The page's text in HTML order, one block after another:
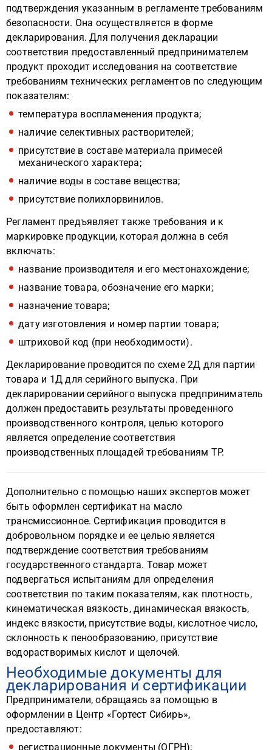
подтверждения указанным в регламенте требованиям
безопасности. Она осуществляется в форме
декларирования. Для получения декларации
соответствия предоставленный предпринимателем
продукт проходит исследования на соответствие
требованиям технических регламентов по следующим
показателям:
температура воспламенения продукта;
наличие селективных растворителей;
присутствие в составе материала примесей
механического характера;
наличие воды в составе вещества;
присутствие полихлорвинилов.
Регламент предъявляет также требования и к
маркировке продукции, которая должна в себя
включать:
название производителя и его местонахождение;
название товара, обозначение его марки;
назначение товара;
дату изготовления и номер партии товара;
штриховой код (при необходимости).
Декларирование проводится по схеме 2Д для партии
товара и 1Д для серийного выпуска. При
декларировании серийного выпуска предприниматель
должен предоставить результаты проведенного
производственного контроля, целью которого
является определение соответствия
производственных площадей требованиям ТР.
Дополнительно с помощью наших экспертов может
быть оформлен сертификат на масло
трансмиссионное. Сертификация проводится в
добровольном порядке и ее целью является
подтверждение соответствия требованиям
государственного стандарта. Товар может
подвергаться испытаниям для определения
соответствия по таким показателям, как плотность,
кинематическая вязкость, динамическая вязкость,
индекс вязкости, присутствие воды, кислотное число,
склонность к пенообразованию, присутствие
водорастворимых кислот и щелочей.
Необходимые документы для
декларирования и сертификации
Предприниматели, обращаясь за помощью в
оформлении в Центр «Гортест Сибирь»,
предоставляют:
регистрационные документы (ОГРН);